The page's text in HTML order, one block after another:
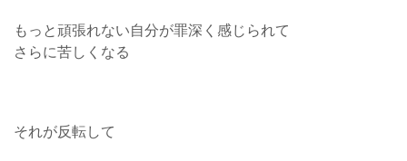
もっと頑張れない自分が罪深く感じられて
さらに苦しくなる
それが反転して